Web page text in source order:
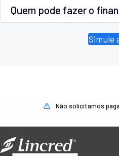
Quem pode fazer o
Simule
Não solicitamos